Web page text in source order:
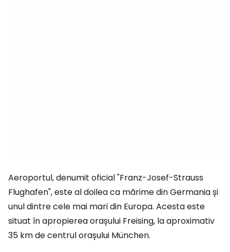
Aeroportul, denumit oficial "Franz-Josef-Strauss
Flughafen", este al doilea ca mărime din Germania și
unul dintre cele mai mari din Europa. Acesta este
situat în apropierea orașului Freising, la aproximativ
35 km de centrul orașului München.